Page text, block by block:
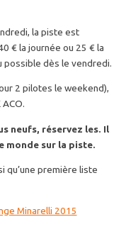
la piste est
€ la journée ou 25 € la
possible dès le vendredi.
2 pilotes le weekend),
neufs, réservez les. Il
monde sur la piste.
qu’une première liste
Minarelli 2015